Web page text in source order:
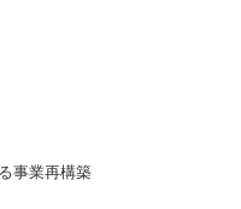
事業再構築